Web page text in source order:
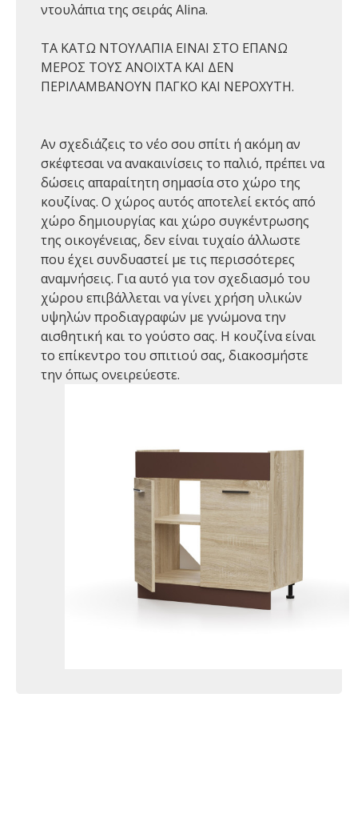
ντουλάπια της σειράς Alina.
ΤΑ ΚΑΤΩ ΝΤΟΥΛΑΠΙΑ ΕΙΝΑΙ ΣΤΟ ΕΠΑΝΩ
ΜΕΡΟΣ ΤΟΥΣ ΑΝΟΙΧΤΑ ΚΑΙ ΔΕΝ
ΠΕΡΙΛΑΜΒΑΝΟΥΝ ΠΑΓΚΟ ΚΑΙ ΝΕΡΟΧΥΤΗ.
Αν σχεδιάζεις το νέο σου σπίτι ή ακόμη αν
σκέφτεσαι να ανακαινίσεις το παλιό, πρέπει να
δώσεις απαραίτητη σημασία στο χώρο της
κουζίνας. Ο χώρος αυτός αποτελεί εκτός από
χώρο δημιουργίας και χώρο συγκέντρωσης
της οικογένειας, δεν είναι τυχαίο άλλωστε
που έχει συνδυαστεί με τις περισσότερες
αναμνήσεις. Για αυτό για τον σχεδιασμό του
χώρου επιβάλλεται να γίνει χρήση υλικών
υψηλών προδιαγραφών με γνώμονα την
αισθητική και το γούστο σας. Η κουζίνα είναι
το επίκεντρο του σπιτιού σας, διακοσμήστε
την όπως ονειρεύεστε.